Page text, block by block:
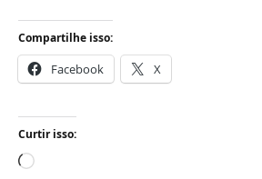
Compartilhe isso:
Facebook X
Curtir isso:
Carregando...